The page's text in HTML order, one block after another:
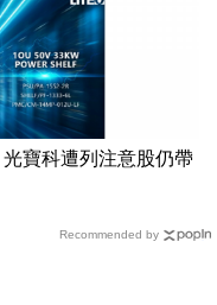
Recommended by